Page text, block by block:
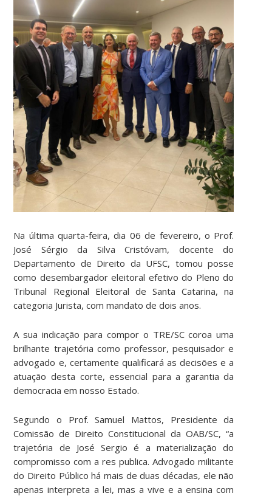
Na última quarta-feira, dia 06 de fevereiro, o Prof.
José Sérgio da Silva Cristóvam, docente do
Departamento de Direito da UFSC, tomou posse
como desembargador eleitoral efetivo do Pleno do
Tribunal Regional Eleitoral de Santa Catarina, na
categoria Jurista, com mandato de dois anos.
A sua indicação para compor o TRE/SC coroa uma
brilhante trajetória como professor, pesquisador e
advogado e, certamente qualificará as decisões e a
atuação desta corte, essencial para a garantia da
democracia em nosso Estado.
Segundo o Prof. Samuel Mattos, Presidente da
Comissão de Direito Constitucional da OAB/SC, “a
trajetória de José Sergio é a materialização do
compromisso com a res publica. Advogado militante
do Direito Público há mais de duas décadas, ele não
apenas interpreta a lei, mas a vive e a ensina com